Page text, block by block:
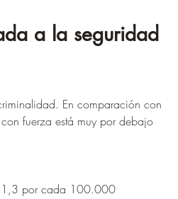
a la seguridad
En comparación con
fuerza está muy por debajo
1,3 por cada 100.000